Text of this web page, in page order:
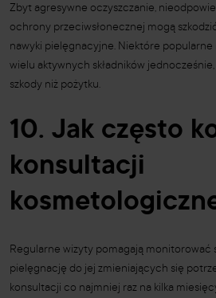
Zbyt agresywne oczyszczanie,
ochrony przeciwsłonecznej mogą
nawyki pielęgnacyjne. Niektóre popularne
wielu aktywnych składników
szkody niż pożytku.
10. Jak często
konsultacji
Regularne wizyty pomagają monitorować
pielęgnację do jej zmieniających się
konsultacji co najmniej raz na kilka